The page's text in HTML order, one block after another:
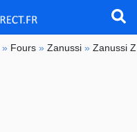
» Fours »Zanussi »Zanussi